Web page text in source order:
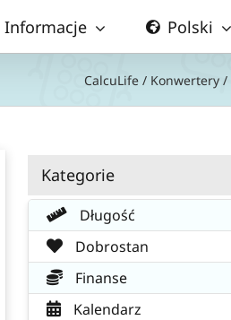
Informacje Polski
CalcuLife / Konwertery /
Kategorie
Długość
Dobrostan
Finanse
Kalendarz